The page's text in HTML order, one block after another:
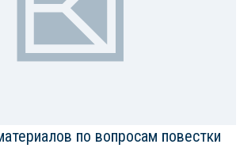
по вопросам повестки